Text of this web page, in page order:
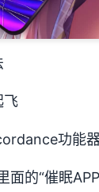
飞
功能
面的“催眠